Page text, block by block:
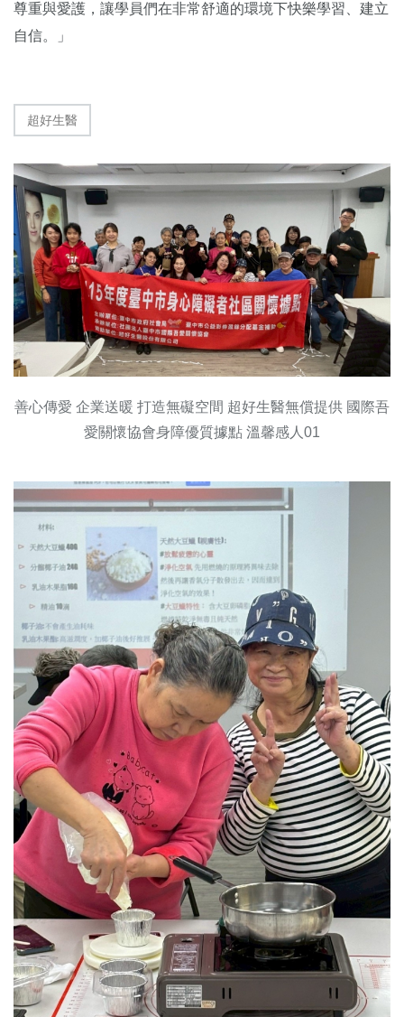
尊重與愛護，讓學員們在非常舒適的環境下快樂學習、建立
自信。」
超好生醫
善心傳愛 企業送暖 打造無礙空間 超好生醫無償提供 國際吾
愛關懷協會身障優質據點 溫馨感人01